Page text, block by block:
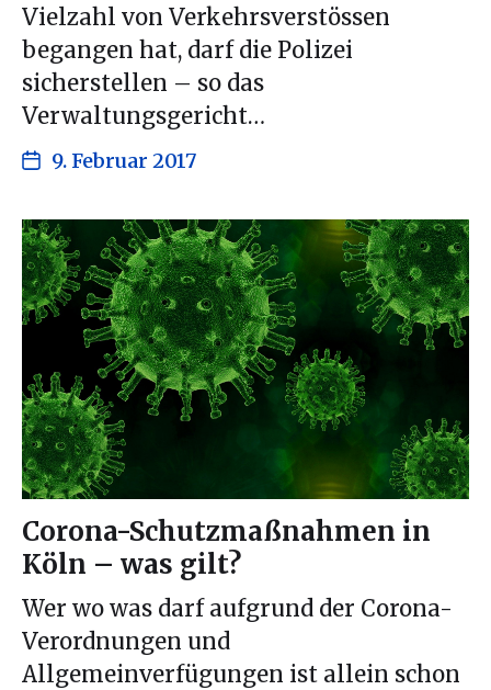
Vielzahl von Verkehrsverstössen
begangen hat, darf die Polizei
sicherstellen – so das
Verwaltungsgericht…
9. Februar 2017
Corona-Schutzmaßnahmen in
Köln – was gilt?
Wer wo was darf aufgrund der Corona-
Verordnungen und
Allgemeinverfügungen ist allein schon